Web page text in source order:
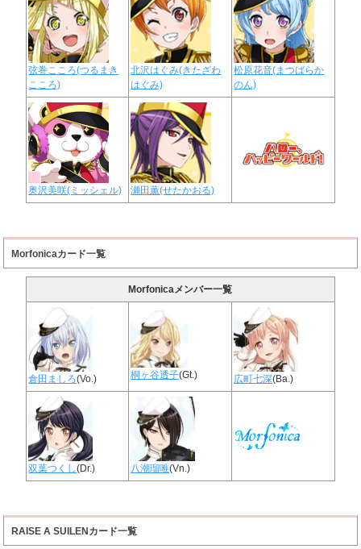
弦巻こころ(つるまき
こころ)
北沢はぐみ(きたざわ
はぐみ)
松原花音(まつばらか
のん)
奥沢美咲(ミッシェル) 瀬田薫(せたかおる)
Morfonicaカード一覧
Morfonicaメンバー一覧
倉田ましろ(Vo.) 桐ヶ谷透子(Gt.) 広町七深(Ba.)
双葉つくし(Dr.) 八潮瑠唯(Vn.)
RAISE A SUILENカード一覧